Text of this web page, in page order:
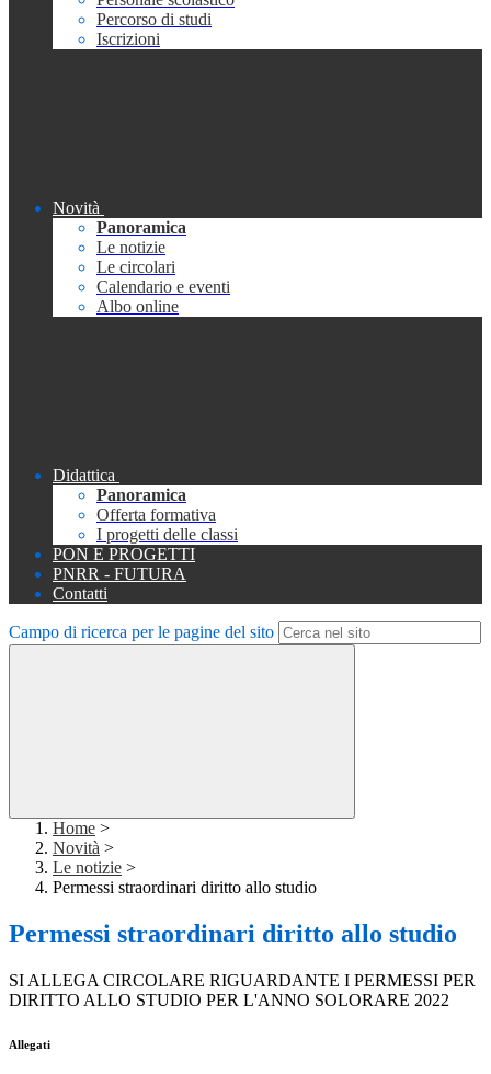
Percorso di studi
Iscrizioni
Novità
Panoramica
Le notizie
Le circolari
Calendario e eventi
Albo online
Didattica
Panoramica
Offerta formativa
I progetti delle classi
PON E PROGETTI
PNRR - FUTURA
Contatti
Campo di ricerca per le pagine del sito
Home >
Novità >
Le notizie >
Permessi straordinari diritto allo studio
Permessi straordinari diritto allo studio
SI ALLEGA CIRCOLARE RIGUARDANTE I PERMESSI PER
DIRITTO ALLO STUDIO PER L'ANNO SOLORARE 2022
Allegati